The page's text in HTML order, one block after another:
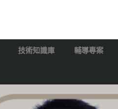
技術知識庫 輔導專案